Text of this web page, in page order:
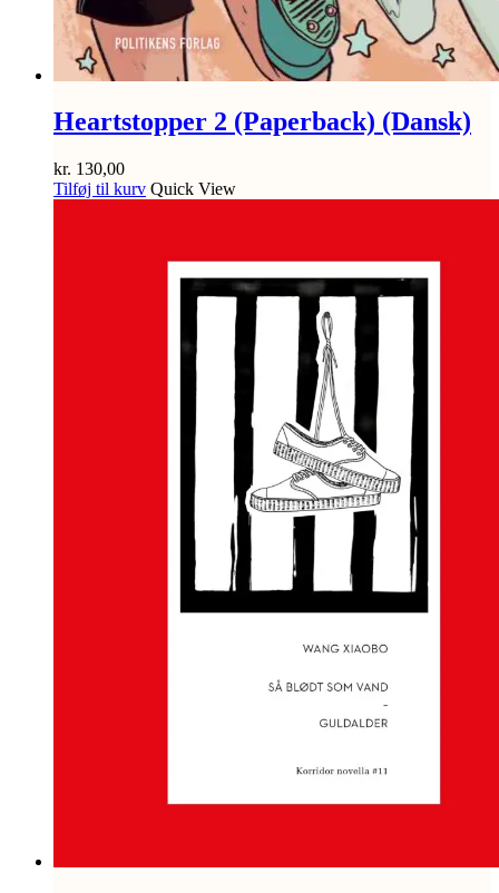
Heartstopper 2 (Paperback) (Dansk)
kr. 130,00
Tilføj til kurv Quick View